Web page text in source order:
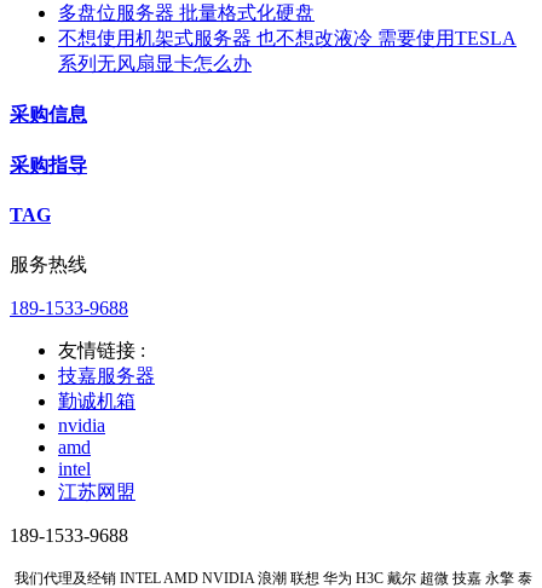
多盘位服务器 批量格式化硬盘
不想使用机架式服务器 也不想改液冷 需要使用TESLA
系列无风扇显卡怎么办
采购信息
采购指导
TAG
服务热线
189-1533-9688
友情链接 :
技嘉服务器
勤诚机箱
nvidia
amd
intel
江苏网盟
189-1533-9688
我们代理及经销 INTEL AMD NVIDIA 浪潮 联想 华为 H3C 戴尔 超微 技嘉 永擎 泰